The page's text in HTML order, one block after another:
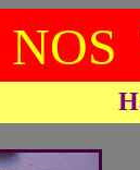
NOS